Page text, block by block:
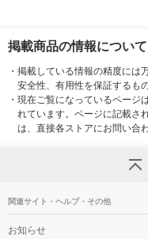
掲載商品の情報について
・ 掲載している情報の精度には
安全性、有用性を保証するも
・ 現在ご覧になっているページ
れています。ページに記載さ
は、直接各ストアにお問い合
関連サイト・ヘルプ・その他
お知らせ